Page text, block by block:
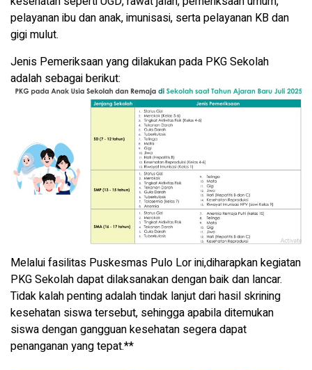
pelayanan ibu dan anak, imunisasi, serta pelayanan KB dan
gigi mulut.
Jenis Pemeriksaan yang dilakukan pada PKG Sekolah
adalah sebagai berikut:
Melalui fasilitas Puskesmas Pulo Lor ini,diharapkan kegiatan
PKG Sekolah dapat dilaksanakan dengan baik dan lancar.
Tidak kalah penting adalah tindak lanjut dari hasil skrining
kesehatan siswa tersebut, sehingga apabila ditemukan
siswa dengan gangguan kesehatan segera dapat
penanganan yang tepat.**